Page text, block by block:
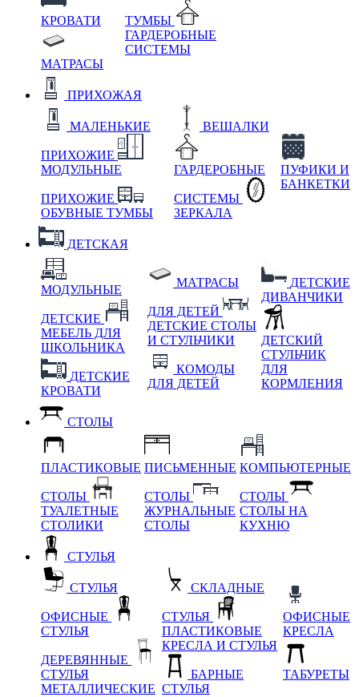
КРОВАТИ
МАТРАСЫ
ТУМБЫ
ГАРДЕРОБНЫЕ
СИСТЕМЫ
ПРИХОЖАЯ
МАЛЕНЬКИЕ
ПРИХОЖИЕ
МОДУЛЬНЫЕ
ПРИХОЖИЕ
ОБУВНЫЕ ТУМБЫ
ВЕШАЛКИ
ГАРДЕРОБНЫЕ
СИСТЕМЫ
ЗЕРКАЛА
ПУФИКИ И
БАНКЕТКИ
ДЕТСКАЯ
МОДУЛЬНЫЕ
ДЕТСКИЕ
МЕБЕЛЬ ДЛЯ
ШКОЛЬНИКА
ДЕТСКИЕ
КРОВАТИ
МАТРАСЫ
ДЛЯ ДЕТЕЙ
ДЕТСКИЕ СТОЛЫ
И СТУЛЬЧИКИ
КОМОДЫ
ДЛЯ ДЕТЕЙ
ДЕТСКИЕ
ДИВАНЧИКИ
ДЕТСКИЙ
СТУЛЬЧИК
ДЛЯ
КОРМЛЕНИЯ
СТОЛЫ
ПЛАСТИКОВЫЕ
СТОЛЫ
ТУАЛЕТНЫЕ
СТОЛИКИ
ПИСЬМЕННЫЕ
СТОЛЫ
ЖУРНАЛЬНЫЕ
СТОЛЫ
КОМПЬЮТЕРНЫЕ
СТОЛЫ
СТОЛЫ НА
КУХНЮ
СТУЛЬЯ
СТУЛЬЯ
ОФИСНЫЕ
СТУЛЬЯ
ДЕРЕВЯННЫЕ
СТУЛЬЯ
МЕТАЛЛИЧЕСКИЕ
СКЛАДНЫЕ
СТУЛЬЯ
ПЛАСТИКОВЫЕ
КРЕСЛА И СТУЛЬЯ
БАРНЫЕ
СТУЛЬЯ
ОФИСНЫЕ
КРЕСЛА
ТАБУРЕТЫ